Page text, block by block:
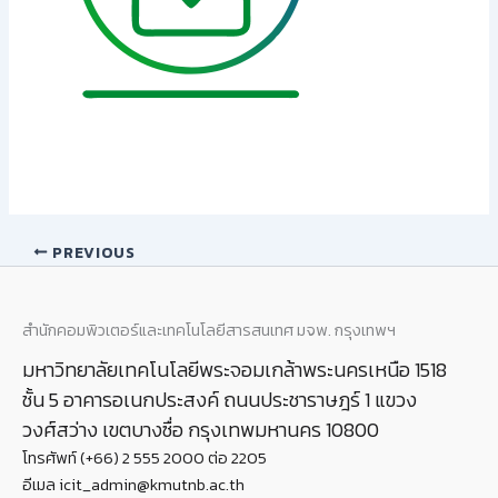
PREVIOUS
สำนักคอมพิวเตอร์และเทคโนโลยีสารสนเทศ มจพ. กรุงเทพฯ
มหาวิทยาลัยเทคโนโลยีพระจอมเกล้าพระนครเหนือ 1518
ชั้น 5 อาคารอเนกประสงค์ ถนนประชาราษฎร์ 1 แขวง
วงศ์สว่าง เขตบางซื่อ กรุงเทพมหานคร 10800
โทรศัพท์ (+66) 2 555 2000 ต่อ 2205
อีเมล icit_admin@kmutnb.ac.th